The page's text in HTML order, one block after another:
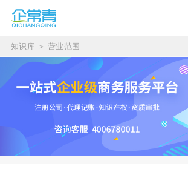
知识库 ＞ 营业范围